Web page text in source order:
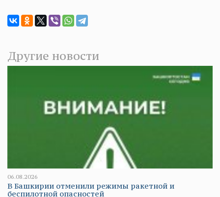
Другие новости
06.08.2026
В Башкирии отменили режимы ракетной и
беспилотной опасностей